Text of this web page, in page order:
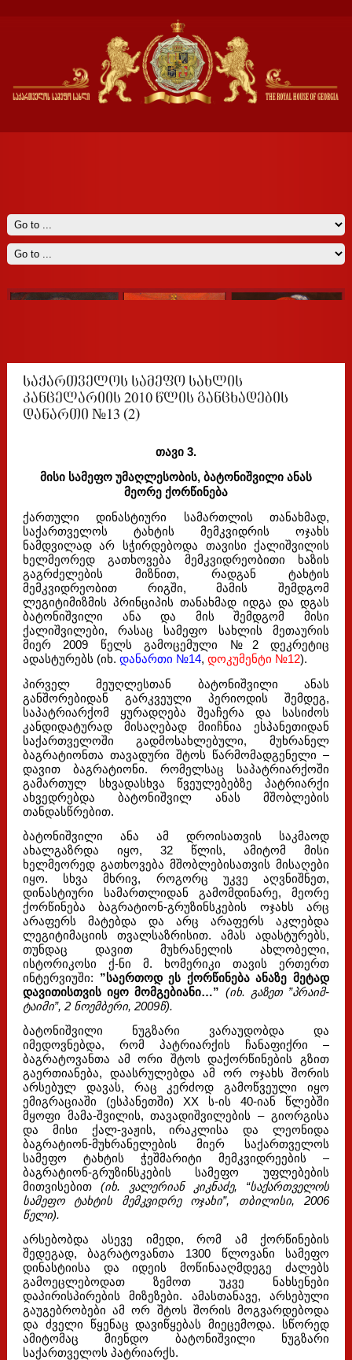
საქართველოს სამეფო სახლის
კანცელარიის 2010 წლის განცხადების
დანართი №13 (2)
თავი 3.
მისი სამეფო უმაღლესობის, ბატონიშვილი ანას
მეორე ქორწინება
ქართული დინასტიური სამართლის თანახმად,
საქართველოს ტახტის მემკვიდრის ოჯახს
ნამდვილად არ სჭირდებოდა თავისი ქალიშვილის
ხელმეორედ გათხოვება მემკვიდრეობითი ხაზის
გაგრძელების მიზნით, რადგან ტახტის
მემკვიდრეობით რიგში, მამის შემდგომ
ლეგიტიმიზმის პრინციპის თანახმად იდგა და დგას
ბატონიშვილი ანა და მის შემდგომ მისი
ქალიშვილები, რასაც სამეფო სახლის მეთაურის
მიერ 2009 წელს გამოცემული №2 დეკრეტიც
ადასტურებს (იხ. დანართი №14, დოკუმენტი №12).
პირველ მეუღლესთან ბატონიშვილი ანას
განშორებიდან გარკვეული პერიოდის შემდეგ,
საპატრიარქომ ყურადღება შეაჩერა და სასიძოს
კანდიდატურად მისაღებად მიიჩნია ესპანეთიდან
საქართველოში გადმოსახლებული, მუხრანელ
ბაგრატიონთა თავადური შტოს წარმომადგენელი –
დავით ბაგრატიონი. რომელსაც საპატრიარქოში
გამართულ სხვადასხვა წვეულებებზე პატრიარქი
ახვედრებდა ბატონიშვილ ანას მშობლების
თანდასწრებით.
ბატონიშვილი ანა ამ დროისათვის საკმაოდ
ახალგაზრდა იყო, 32 წლის, ამიტომ მისი
ხელმეორედ გათხოვება მშობლებისათვის მისაღები
იყო. სხვა მხრივ, როგორც უკვე აღვნიშნეთ,
დინასტიური სამართლიდან გამომდინარე, მეორე
ქორწინება ბაგრატიონ-გრუზინსკების ოჯახს არც
არაფერს მატებდა და არც არაფერს აკლებდა
ლეგიტიმაციის თვალსაზრისით. ამას ადასტურებს,
თუნდაც დავით მუხრანელის ახლობელი,
ისტორიკოსი ქ-ნი მ. ხომერიკი თავის ერთერთ
ინტერვიუში: ”საერთოდ ეს ქორწინება ანაზე მეტად
დავითისთვის იყო მომგებიანი…” (იხ. გაზეთ ”პრაიმ-
ტაიმი”, 2 ნოემბერი, 2009წ).
ბატონიშვილი ნუგზარი ვარაუდობდა და
იმედოვნებდა, რომ პატრიარქის ჩანაფიქრი –
ბაგრატოვანთა ამ ორი შტოს დაქორწინების გზით
გაერთიანება, დაასრულებდა ამ ორ ოჯახს შორის
არსებულ დავას, რაც კერძოდ გამოწვეული იყო
ემიგრაციაში (ესპანეთში) XX ს-ის 40-იან წლებში
მყოფი მამა-შვილის, თავადიშვილების – გიორგისა
და მისი ქალ-ვაჟის, ირაკლისა და ლეონიდა
ბაგრატიონ-მუხრანელების მიერ საქართველოს
სამეფო ტახტის ჭეშმარიტი მემკვიდრეების –
ბაგრატიონ-გრუზინსკების სამეფო უფლებების
მითვისებით (იხ. ვალერიან კიკნაძე, “საქართველოს
სამეფო ტახტის მემკვიდრე ოჯახი”, თბილისი, 2006
წელი).
არსებობდა ასევე იმედი, რომ ამ ქორწინების
შედეგად, ბაგრატოვანთა 1300 წლოვანი სამეფო
დინასტიისა და იდეის მოწინააღმდეგე ძალებს
გამოეცლებოდათ ზემოთ უკვე ნახსენები
დაპირისპირების მიზეზები. ამასთანავე, არსებული
გაუგებრობები ამ ორ შტოს შორის მოგვარდებოდა
და ძველი წყენაც დავიწყებას მიეცემოდა. სწორედ
ამიტომაც მიენდო ბატონიშვილი ნუგზარი
საქართველოს პატრიარქს.